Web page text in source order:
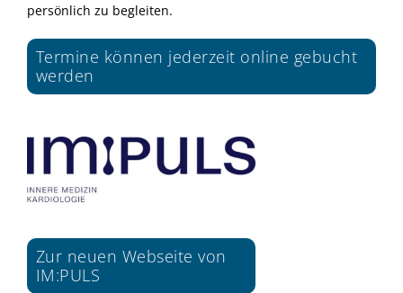
persönlich zu begleiten.
Termine können jederzeit online gebucht
werden
Zur neuen Webseite von
IM:PULS